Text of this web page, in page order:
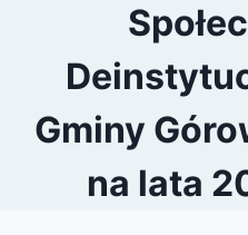
Gminy
na lata